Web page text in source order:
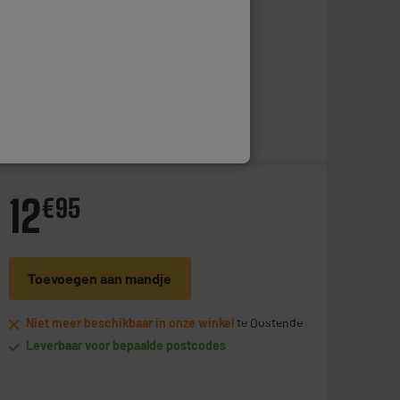
12€95
Toevoegen aan mandje
Niet meer beschikbaar in onze winkel te Oostende
Leverbaar voor bepaalde postcodes